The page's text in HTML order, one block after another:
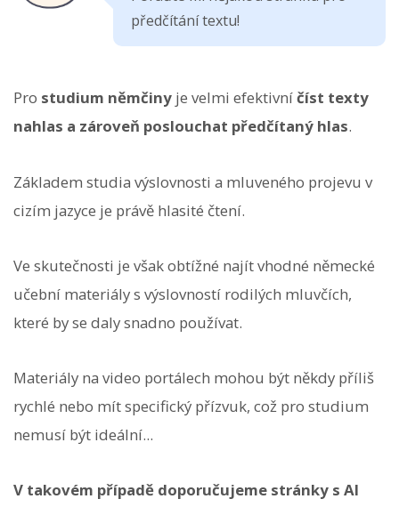
předčítání textu!
Pro studium němčiny je velmi efektivníčíst texty
nahlas a zároveň poslouchat předčítaný hlas.
Základem studia výslovnosti a mluveného projevu v
cizím jazyce je právě hlasité čtení.
Ve skutečnosti je však obtížné najít vhodné německé
učební materiály s výslovností rodilých mluvčích,
které by se daly snadno používat.
Materiály na video portálech mohou být někdy příliš
rychlé nebo mít specifický přízvuk, což pro studium
nemusí být ideální...
V takovém případě doporučujeme stránky s AI